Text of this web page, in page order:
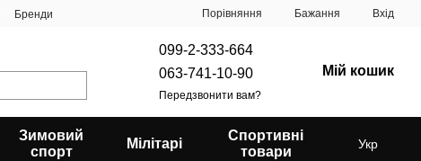
Бренди
Порівняння Бажання Вхід
099-2-333-664
063-741-10-90
Передзвонити вам?
Мій кошик
Зимовий
спорт
Мілітарі
Спортивні
товари
Укр